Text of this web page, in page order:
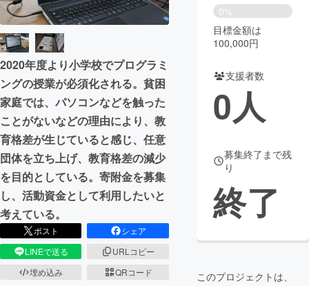
書籍・雑誌
ビジネス・起業 チャレンジ
まちづくり・地域活性化
CAMPFIRE for Social Good
CAMPFIRE Creation
CAMPFIREふるさと納税machi-ya コミュニティ
2020年度より小学校でプログラミ
ングの授業が必須化される。貧困
家庭では、パソコンなどを触った
ことがないなどの理由により、教
育格差が生じていると感じ、任意
団体を立ち上げ、教育格差の減少
を目的としている。寄附金を募集
し、活動資金として利用したいと
考えている。
ポスト
シェア
LINEで送る
URLコピー
埋め込み
QRコード
0%
目標金額は
100,000円
支援者数
0人
募集終了まで残
り
終了
このプロジェクトは、